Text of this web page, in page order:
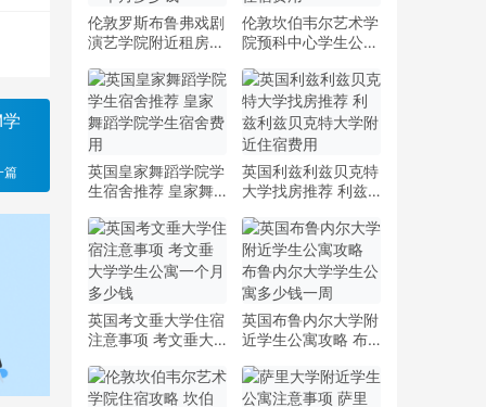
篇
伦敦罗斯布鲁弗戏剧
演艺学院附近租房注
戏剧演艺学院住宿一
个月多少钱
伦敦坎伯韦尔艺术学
院预科中心学生公寓
学院预科中心附近住
宿费用
英国皇家舞蹈学院学
生宿舍推荐 皇家舞
英国利兹利兹贝克特
大学找房推荐 利兹
住宿费用
英国考文垂大学住宿
注意事项 考文垂大
少钱
英国布鲁内尔大学附
近学生公寓攻略 布
多少钱一周